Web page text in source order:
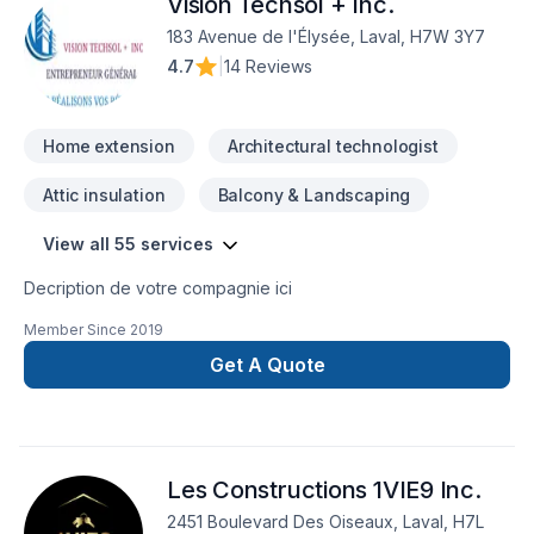
toute confiance.
183 Avenue de l'Élysée, Laval, H7W 3Y7
4.7
14 Reviews
Home extension Architectural technologist
Attic insulation Balcony & Landscaping
View all 55 services
Decription de votre compagnie ici
Member Since 2019
Get A Quote
Les Constructions 1VIE9 Inc.
2451 Boulevard Des Oiseaux, Laval, H7L